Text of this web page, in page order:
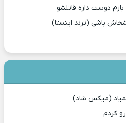
دوست داره قاتلشو
باشی (ترند اینستا)
(میکس شاد)
کردم